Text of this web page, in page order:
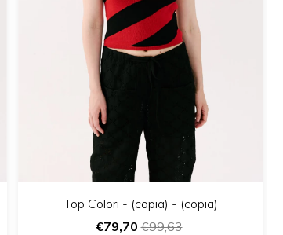
Top Colori - (copia) - (copia)
€79,70€99,63